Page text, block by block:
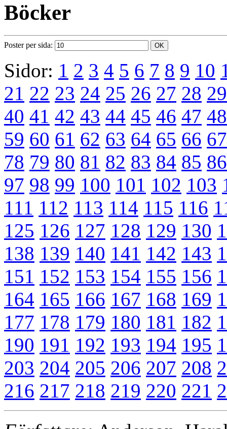
Böcker
Poster per sida:
Sidor: 1 2 3 4 5 6 7 8 9 10
21 22 23 24 25 26 27 28 29
40 41 42 43 44 45 46 47 48
59 60 61 62 63 64 65 66 67
78 79 80 81 82 83 84 85 86
97 98 99 100 101 102 103
111 112 113 114 115 116
125 126 127 128 129 130
138 139 140 141 142 143
151 152 153 154 155 156
164 165 166 167 168 169
177 178 179 180 181 182
190 191 192 193 194 195
203 204 205 206 207 208
216 217 218 219 220 221